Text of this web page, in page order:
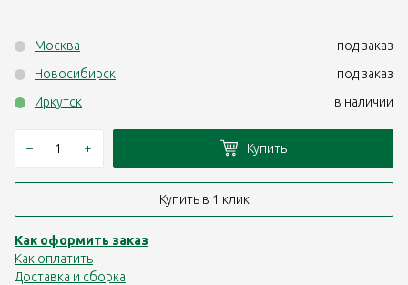
Москва
под заказ
Новосибирск
под заказ
Иркутск
в наличии
– + Купить
Купить в 1 клик
Как оформить заказ
Как оплатить
Доставка и сборка